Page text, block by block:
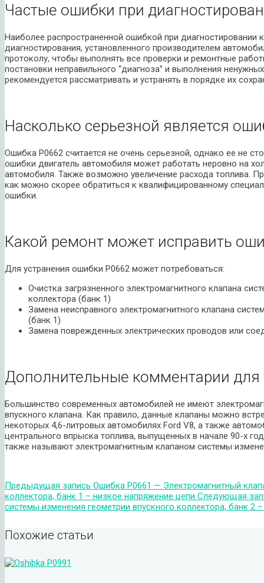
Частые ошибки при
Наиболее распространенной ошибкой при диагностировании
диагностирования, установленного производителем
протоколу, чтобы выполнять все проверки и ремонтные
постановки неправильного “диагноза” и выполнения
рекомендуется рассматривать и устранять в порядке их
Насколько серьезной является
Ошибка P0662 считается не очень серьезной, однако ее не
ошибки двигатель автомобиля может работать неровно на
автомобиля. Также возможно увеличение расхода топлива.
как можно скорее обратиться к квалифицированному
ошибки.
Какой ремонт может исправить
Для устранения ошибки P0662 может потребоваться:
Очистка загрязненного электромагнитного клапана
коллектора (банк 1)
Замена неисправного электромагнитного клапана
(банк 1)
Замена поврежденных электрических проводов или
Дополнительные комментарии для
Большинство современных автомобилей не имеют
впускного клапана. Как правило, данные клапаны можно
некоторых 4,6-литровых автомобилях Ford V8, а также
центрального впрыска топлива, выпущенных в начале 90-х
также называют электромагнитным клапаном системы
Предыдущая запись Ошибка P0661 — Электромагнитный
коллектора, банк 1 – низкое напряжение цепи Следующая
системы изменения геометрии впускного коллектора, банк 2
Похожие статьи